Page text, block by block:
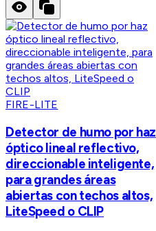
FIRE-LITE
Detector de humo por haz
óptico lineal reflectivo,
direccionable inteligente,
para grandes áreas
abiertas con techos altos,
LiteSpeed o CLIP